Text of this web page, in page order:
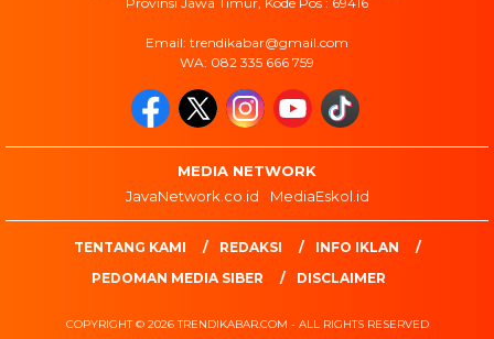
Email: trendikabar@gmail.com
WA: 082 335 666 759
MEDIA NETWORK
JavaNetwork.co.id
MediaEskol.id
TENTANG KAMI REDAKSI
INFO IKLAN
PEDOMAN MEDIA SIBER
DISCLAIMER
COPYRIGHT © 2026 TRENDIKABAR.COM - ALL RIGHTS RESERVED